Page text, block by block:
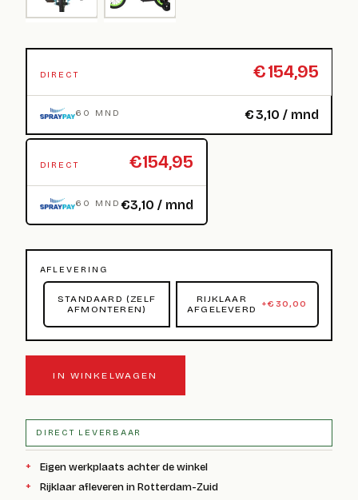
DIRECT €154,95
60 MND €3,10 / mnd
DIRECT €154,95
60 MND€3,10 / mnd
AFLEVERING
STANDAARD (ZELF
AFMONTEREN)
RIJKLAAR
AFGELEVERD
+€ 30,00
IN WINKELWAGEN
DIRECT LEVERBAAR
Eigen werkplaats achter de winkel
Rijklaar afleveren in Rotterdam-Zuid